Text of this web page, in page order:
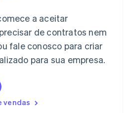
a aceitar
de contratos nem
fale conosco para criar
para sua empresa.
vendas